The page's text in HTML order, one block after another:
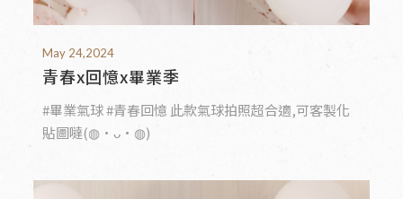
May 24,2024
青春x回憶x畢業季
#畢業氣球 #青春回憶 此款氣球拍照超合適,可客製化
貼圖噠(◍•ᴗ•◍)